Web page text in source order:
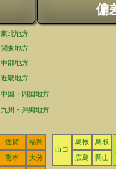
偏
東北地方
関東地方
中部地方
近畿地方
中国・四国地方
九州・沖縄地方
佐賀
福岡
山口
島根
鳥取
熊本
大分 広島 岡山